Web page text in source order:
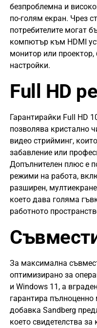
безпроблемна и
по-голям екран. Чрез
потребителите могат
компютър към HDMI
монитор или
настройки.
Full HD
Гарантирайки Full HD
позволява кристално
видео стрийминг,
забавление или
Допълнителен плюс е
режими на работа,
разширен,
което дава голяма
работното
За максимална
оптимизирано за
и Windows 11, а
гарантира
добавка Sandberg
което свидетелства